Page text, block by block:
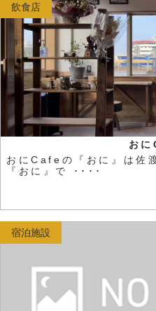
お
おにCafeの『おに』は佐
『おに』で ････
飲食店
宿泊施設